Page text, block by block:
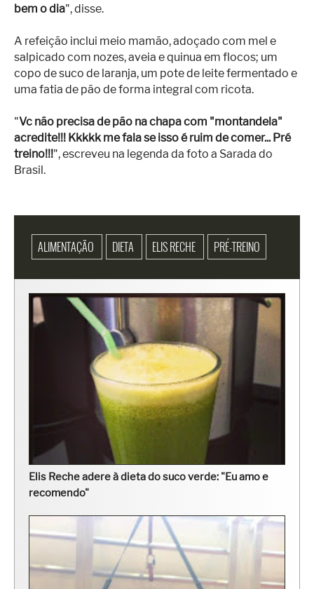
Saúde
Ensaios
Concursos
Moda
Praia
Contato
bem o dia", disse.
A refeição inclui meio mamão, adoçado com mel e
salpicado com nozes, aveia e quinua em flocos; um
copo de suco de laranja, um pote de leite fermentado e
uma fatia de pão de forma integral com ricota.
"Vc não precisa de pão na chapa com "montandela"
acredite!!! Kkkkk me fala se isso é ruim de comer... Pré
treino!!!", escreveu na legenda da foto a Sarada do
Brasil.
ALIMENTAÇÃO DIETA ELIS RECHE PRÉ-TREINO
Elis Reche adere à dieta do suco verde: "Eu amo e
recomendo"